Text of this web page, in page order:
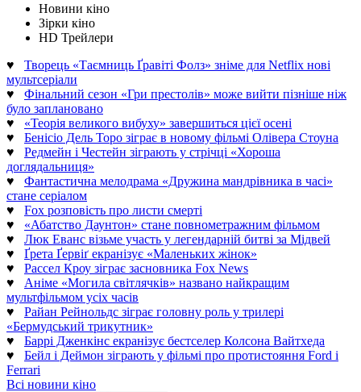
Новини кіно
Зірки кіно
HD Трейлери
♥ Творець «Таємниць Ґравіті Фолз» зніме для Netflix нові
мультсеріали
♥ Фінальний сезон «Гри престолів» може вийти пізніше ніж
було заплановано
♥ «Теорія великого вибуху» завершиться цієї осені
♥ Бенісіо Дель Торо зіграє в новому фільмі Олівера Стоуна
♥ Редмейн і Честейн зіграють у стрічці «Хороша
доглядальниця»
♥ Фантастична мелодрама «Дружина мандрівника в часі»
стане серіалом
♥ Fox розповість про листи смерті
♥ «Абатство Даунтон» стане повнометражним фільмом
♥ Люк Еванс візьме участь у легендарній битві за Мідвей
♥ Ґрета Ґервіґ екранізує «Маленьких жінок»
♥ Рассел Кроу зіграє засновника Fox News
♥ Аніме «Могила світлячків» названо найкращим
мультфільмом усіх часів
♥ Райан Рейнольдс зіграє головну роль у трилері
«Бермудський трикутник»
♥ Баррі Дженкінс екранізує бестселер Колсона Вайтхеда
♥ Бейл і Деймон зіграють у фільмі про протистояння Ford і
Ferrari
Всі новини кіно